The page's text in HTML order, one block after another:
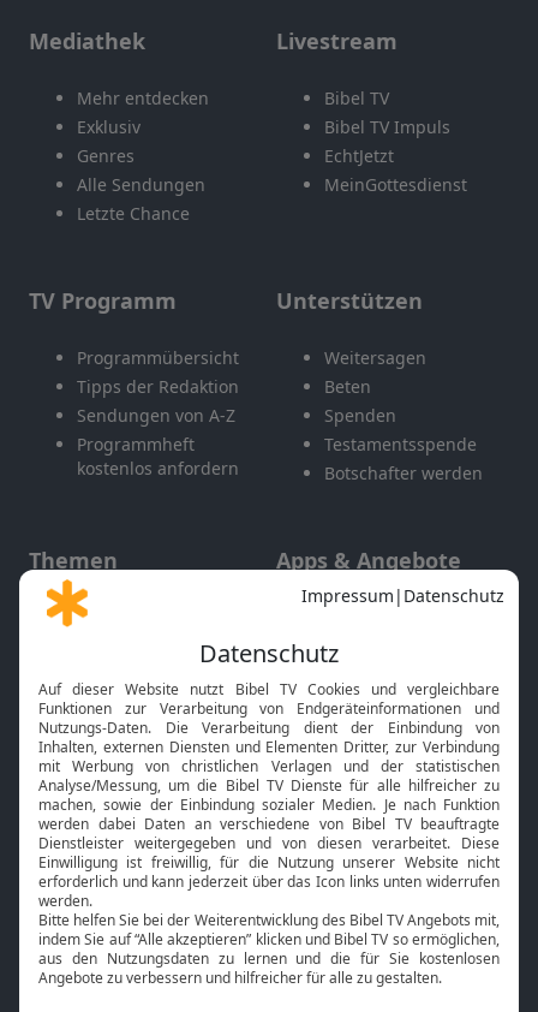
Mediathek
Mehr entdecken
Exklusiv
Genres
Alle Sendungen
Letzte Chance
Livestream
Bibel TV
Bibel TV Impuls
EchtJetzt
MeinGottesdienst
TV Programm
Programmübersicht
Tipps der Redaktion
Sendungen von A-Z
Programmheft
kostenlos anfordern
Unterstützen
Weitersagen
Beten
Spenden
Testamentsspende
Botschafter werden
Themen
Gott und Bibel erklärt
Neuigkeiten
Apps & Angebote
Mobile App
Smart TV
HbbTV
Bibelthek Online-Bibel
Nächster Gottesdienst
Bibel TV
Über uns
Jobs
Service
Kontakt
TV-Empfang